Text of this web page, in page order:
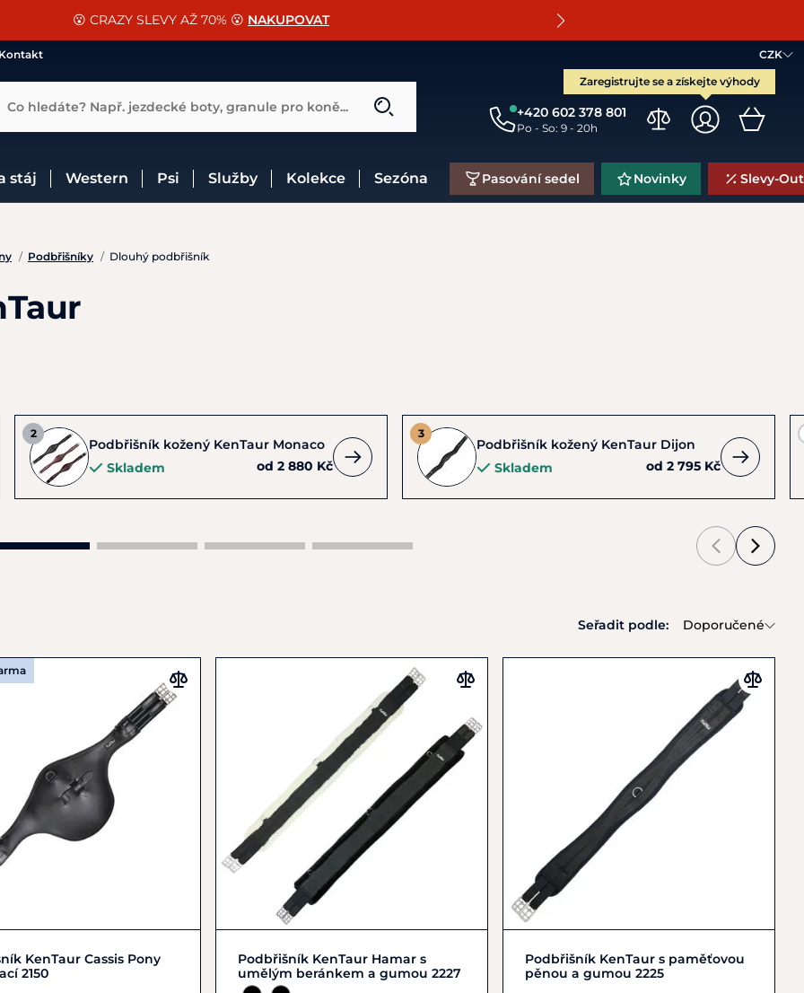
SLEVA 13% na vše od Cassini! CHCI SLEVU
😮 CRAZY SLEVY AŽ 70% 😮 NAKUPOVAT
📐Pasování a doplňky k vybraným sedlům ZDARMA 🐴
CZK
Zaregistrujte se a získejte výhody
+420 602 378 801
Po - So: 9 - 20h
Kontakt
Co hledáte? Např. jezdecké boty, granule pro koně...
stáj Western Psi Služby Kolekce Sezóna Pasování sedel Novinky Slevy-
/ Podbřišníky / Dlouhý podbřišník
Podbřišník kožený KenTaur Monaco
Skladem
od 2 880 Kč
Podbřišník kožený KenTaur Dijon
Skladem
od 2 795 Kč
Seřadit podle: Doporučené
95 100 105 110
KenTaur Cassis Pony
2150
120 125 130 135 + 4
Podbřišník KenTaur Hamar s
umělým beránkem a gumou 2227
110 120 130 135 + 2
Podbřišník KenTaur s paměťovou
pěnou a gumou 2225